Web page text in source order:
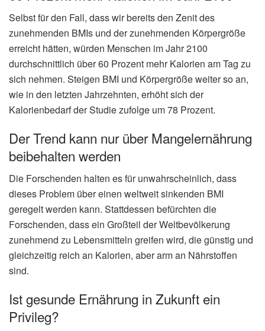
Selbst für den Fall, dass wir bereits den Zenit des
zunehmenden BMIs und der zunehmenden Körpergröße
erreicht hätten, würden Menschen im Jahr 2100
durchschnittlich über 60 Prozent mehr Kalorien am Tag zu
sich nehmen. Steigen BMI und Körpergröße weiter so an,
wie in den letzten Jahrzehnten, erhöht sich der
Kalorienbedarf der Studie zufolge um 78 Prozent.
Der Trend kann nur über Mangelernährung
beibehalten werden
Die Forschenden halten es für unwahrscheinlich, dass
dieses Problem über einen weltweit sinkenden BMI
geregelt werden kann. Stattdessen befürchten die
Forschenden, dass ein Großteil der Weltbevölkerung
zunehmend zu Lebensmitteln greifen wird, die günstig und
gleichzeitig reich an Kalorien, aber arm an Nährstoffen
sind.
Ist gesunde Ernährung in Zukunft ein
Privileg?